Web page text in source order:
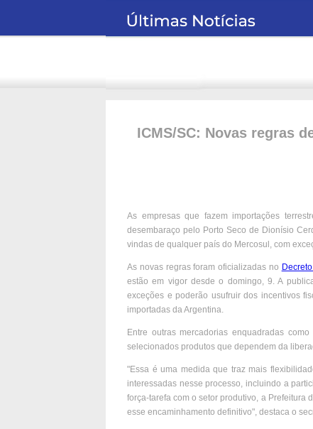
ICMS/SC: Novas regras
As empresas que fazem importações
desembaraço pelo Porto Seco de Dionísio
vindas de qualquer país do Mercosul, com
As novas regras foram oficializadas no
estão em vigor desde o domingo, 9. A
exceções e poderão usufruir dos incentivos
importadas da Argentina.
Entre outras mercadorias enquadradas
selecionados produtos que dependem da
"Essa é uma medida que traz mais
interessadas nesse processo, incluindo a
força-tarefa com o setor produtivo, a
esse encaminhamento definitivo", destaca o